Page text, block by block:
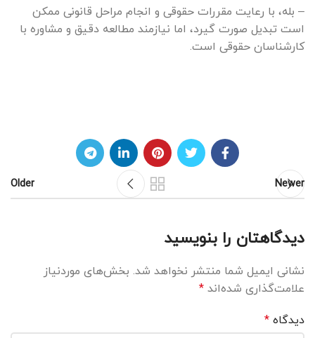
– بله، با رعایت مقررات حقوقی و انجام مراحل قانونی ممکن
است تبدیل صورت گیرد، اما نیازمند مطالعه دقیق و مشاوره با
کارشناسان حقوقی است.
Newer
Older
دیدگاهتان را بنویسید
نشانی ایمیل شما منتشر نخواهد شد. بخش‌های موردنیاز
علامت‌گذاری شده‌اند*
دیدگاه*